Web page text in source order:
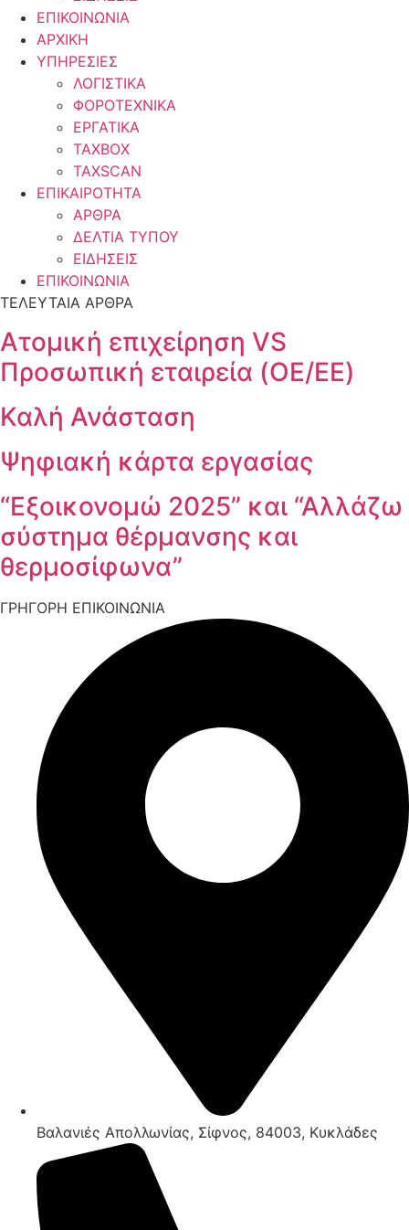
ΕΠΙΚΟΙΝΩΝΙΑ
ΑΡΧΙΚΗ
ΥΠΗΡΕΣΙΕΣ
ΛΟΓΙΣΤΙΚΑ
ΦΟΡΟΤΕΧΝΙΚΑ
ΕΡΓΑΤΙΚΑ
TAXBOX
TAXSCAN
ΕΠΙΚΑΙΡΟΤΗΤΑ
ΑΡΘΡΑ
ΔΕΛΤΙΑ ΤΥΠΟΥ
ΕΙΔΗΣΕΙΣ
ΕΠΙΚΟΙΝΩΝΙΑ
ΤΕΛΕΥΤΑΙΑ ΑΡΘΡΑ
Ατομική επιχείρηση VS
Προσωπική εταιρεία (OE/EE)
Καλή Ανάσταση
Ψηφιακή κάρτα εργασίας
“Εξοικονομώ 2025” και “Αλλάζω
σύστημα θέρμανσης και
θερμοσίφωνα”
ΓΡΗΓΟΡΗ ΕΠΙΚΟΙΝΩΝΙΑ
Βαλανιές Απολλωνίας, Σίφνος, 84003, Κυκλάδες